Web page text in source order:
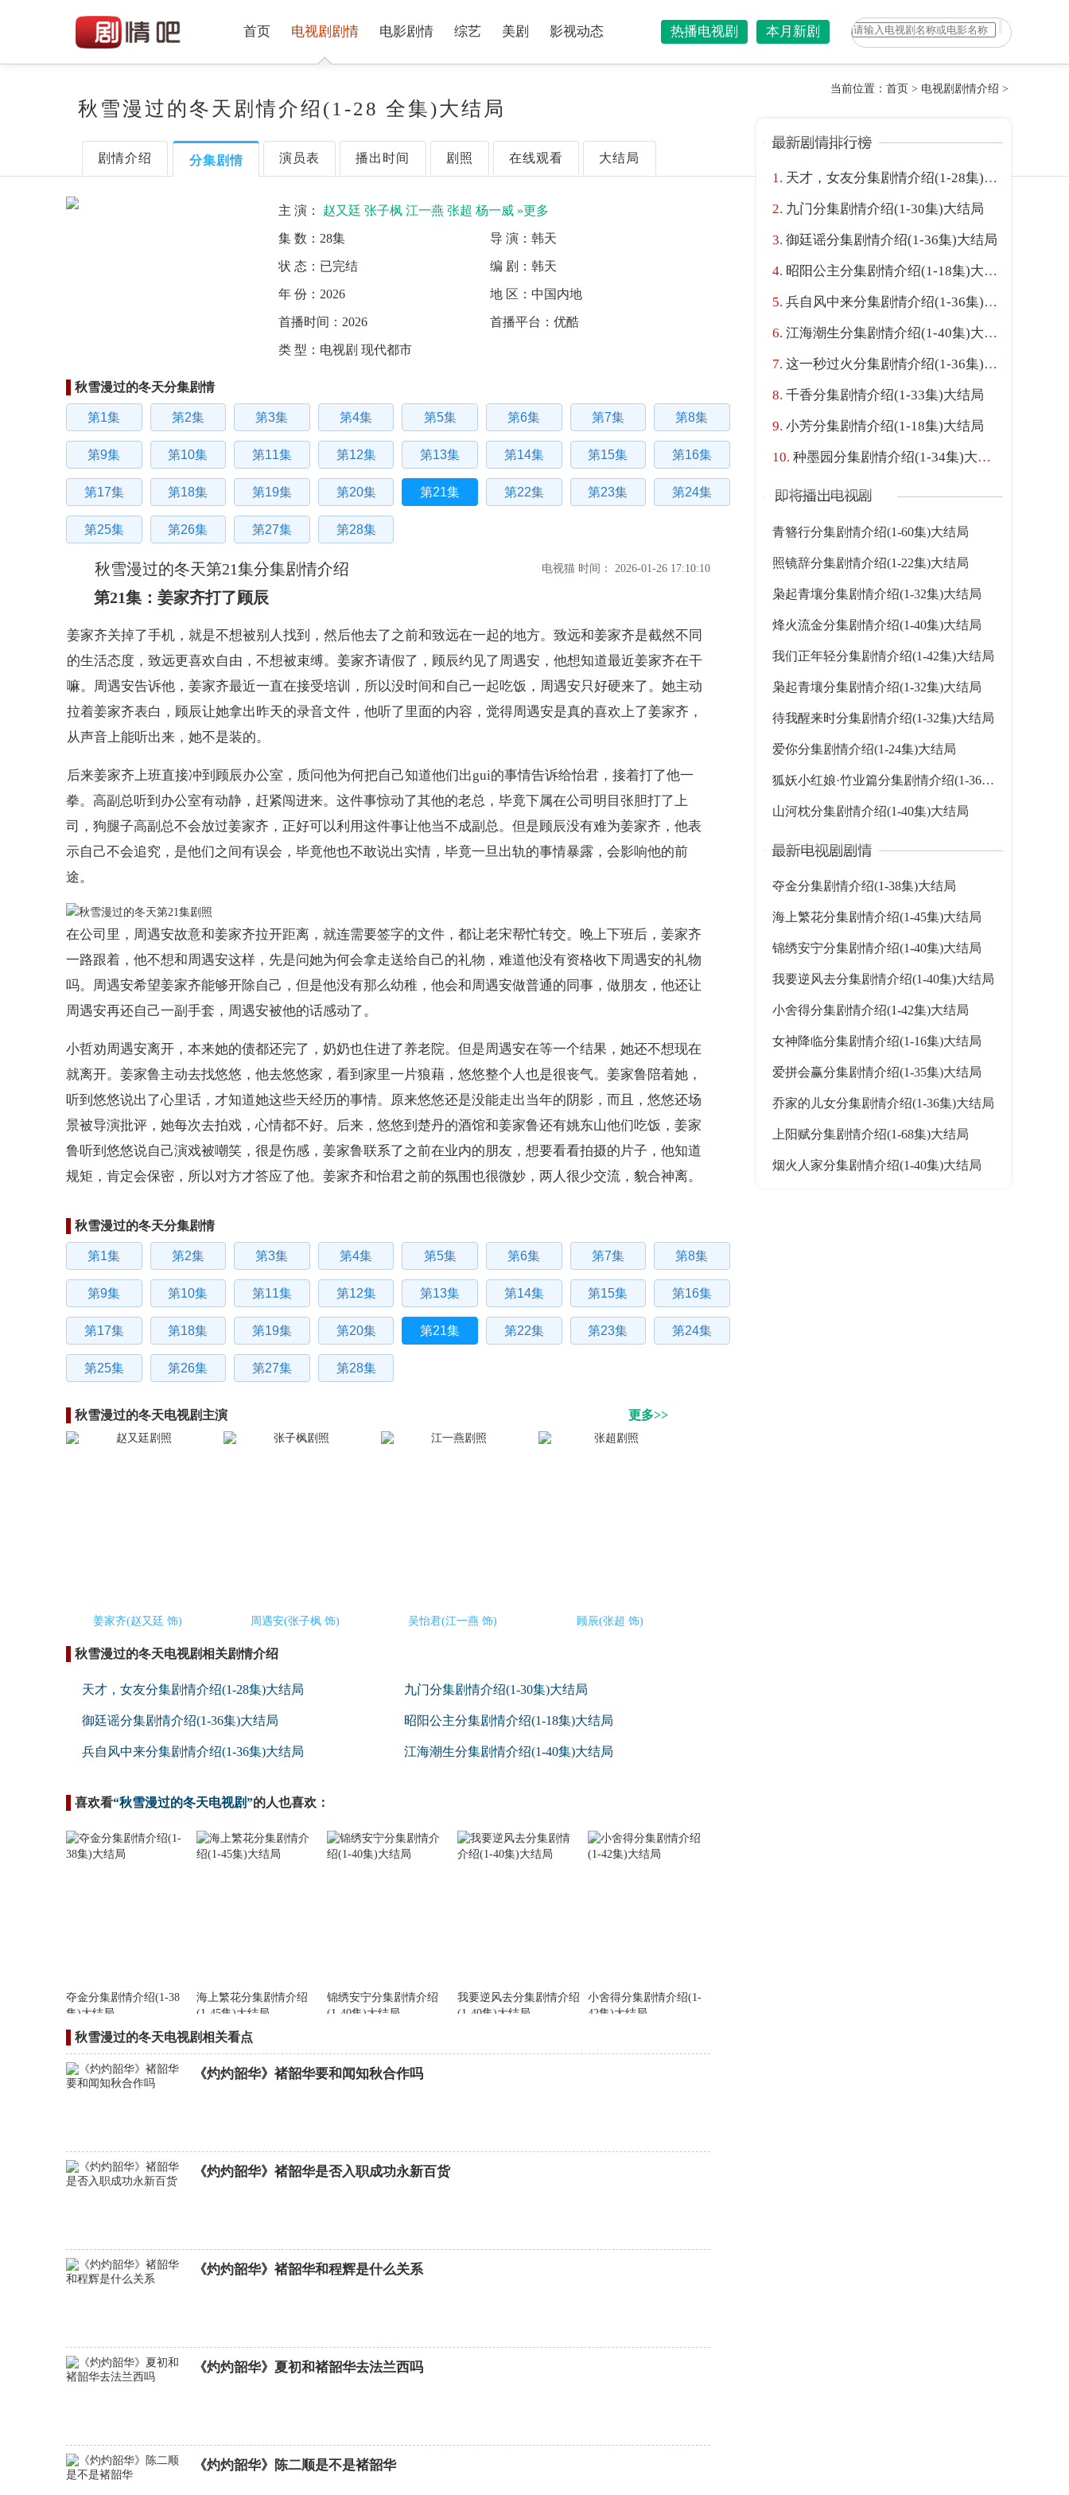
首页 电视剧剧情 电影剧情 综艺 美剧 影视动态 本月新剧
热播电视剧
秋雪漫过的冬天剧情介绍(1-28 全集)大结局
剧情介绍 分集剧情 演员表 播出时间 剧照 在线观看 大结局
当前位置： 首页 > 电视剧剧情介绍 >
主 演： 赵又廷 张子枫 江一燕 张超 杨一威 »更多
集 数： 28集 导 演：韩天
状 态： 已完结 编 剧：韩天
年 份： 2026 地 区： 中国内地
首播时间： 2026 首播平台：优酷
类 型： 电视剧 现代都市
秋雪漫过的冬天分集剧情
第1集 第2集 第3集 第4集 第5集 第6集 第7集 第8集
第9集 第10集 第11集 第12集 第13集 第14集 第15集 第16集
第17集 第18集 第19集 第20集 第21集 第22集 第23集 第24集
第25集 第26集 第27集 第28集
电视猫 时间： 2026-01-26 17:10:10
秋雪漫过的冬天第21集分集剧情介绍
第21集：姜家齐打了顾辰
姜家齐关掉了手机，就是不想被别人找到，然后他去了之前和致远在一起的地方。致远和姜家齐是截然不同
的生活态度，致远更喜欢自由，不想被束缚。姜家齐请假了，顾辰约见了周遇安，他想知道最近姜家齐在干
嘛。周遇安告诉他，姜家齐最近一直在接受培训，所以没时间和自己一起吃饭，周遇安只好硬来了。她主动
拉着姜家齐表白，顾辰让她拿出昨天的录音文件，他听了里面的内容，觉得周遇安是真的喜欢上了姜家齐，
从声音上能听出来，她不是装的。
后来姜家齐上班直接冲到顾辰办公室，质问他为何把自己知道他们出gui的事情告诉给怡君，接着打了他一
拳。高副总听到办公室有动静，赶紧闯进来。这件事惊动了其他的老总，毕竟下属在公司明目张胆打了上
司，狗腿子高副总不会放过姜家齐，正好可以利用这件事让他当不成副总。但是顾辰没有难为姜家齐，他表
示自己不会追究，是他们之间有误会，毕竟他也不敢说出实情，毕竟一旦出轨的事情暴露，会影响他的前
途。
在公司里，周遇安故意和姜家齐拉开距离，就连需要签字的文件，都让老宋帮忙转交。晚上下班后，姜家齐
一路跟着，他不想和周遇安这样，先是问她为何会拿走送给自己的礼物，难道他没有资格收下周遇安的礼物
吗。周遇安希望姜家齐能够开除自己，但是他没有那么幼稚，他会和周遇安做普通的同事，做朋友，他还让
周遇安再还自己一副手套，周遇安被他的话感动了。
小哲劝周遇安离开，本来她的债都还完了，奶奶也住进了养老院。但是周遇安在等一个结果，她还不想现在
就离开。姜家鲁主动去找悠悠，他去悠悠家，看到家里一片狼藉，悠悠整个人也是很丧气。姜家鲁陪着她，
听到悠悠说出了心里话，才知道她这些天经历的事情。原来悠悠还是没能走出当年的阴影，而且，悠悠还场
景被导演批评，她每次去拍戏，心情都不好。后来，悠悠到楚丹的酒馆和姜家鲁还有姚东山他们吃饭，姜家
鲁听到悠悠说自己演戏被嘲笑，很是伤感，姜家鲁联系了之前在业内的朋友，想要看看拍摄的片子，他知道
规矩，肯定会保密，所以对方才答应了他。姜家齐和怡君之前的氛围也很微妙，两人很少交流，貌合神离。
秋雪漫过的冬天分集剧情
第1集 第2集 第3集 第4集 第5集 第6集 第7集 第8集
第9集 第10集 第11集 第12集 第13集 第14集 第15集 第16集
第17集 第18集 第19集 第20集 第21集 第22集 第23集 第24集
第25集 第26集 第27集 第28集
更多>>
秋雪漫过的冬天电视剧主演
姜家齐(赵又廷 饰) 周遇安(张子枫 饰) 吴怡君(江一燕 饰) 顾辰(张超 饰)
秋雪漫过的冬天电视剧相关剧情介绍
天才，女友分集剧情介绍(1-28集)大结局 九门分集剧情介绍(1-30集)大结局
御廷谣分集剧情介绍(1-36集)大结局 昭阳公主分集剧情介绍(1-18集)大结局
兵自风中来分集剧情介绍(1-36集)大结局 江海潮生分集剧情介绍(1-40集)大结局
喜欢看“秋雪漫过的冬天电视剧”的人也喜欢：
夺金分集剧情介绍(1-38
集)大结局
海上繁花分集剧情介绍
(1-45集)大结局
锦绣安宁分集剧情介绍
(1-40集)大结局
我要逆风去分集剧情介绍
(1-40集)大结局
小舍得分集剧情介绍(1-
42集)大结局
秋雪漫过的冬天电视剧相关看点
《灼灼韶华》褚韶华要和闻知秋合作吗
《灼灼韶华》褚韶华是否入职成功永新百货
《灼灼韶华》褚韶华和程辉是什么关系
《灼灼韶华》夏初和褚韶华去法兰西吗
《灼灼韶华》陈二顺是不是褚韶华
天才，女友分集剧情介绍(1-28集)大结局
九门分集剧情介绍(1-30集)大结局
御廷谣分集剧情介绍(1-36集)大结局
昭阳公主分集剧情介绍(1-18集)大结局
兵自风中来分集剧情介绍(1-36集)大结局
江海潮生分集剧情介绍(1-40集)大结局
这一秒过火分集剧情介绍(1-36集)大结局
千香分集剧情介绍(1-33集)大结局
小芳分集剧情介绍(1-18集)大结局
种墨园分集剧情介绍(1-34集)大结局
青簪行分集剧情介绍(1-60集)大结局
照镜辞分集剧情介绍(1-22集)大结局
枭起青壤分集剧情介绍(1-32集)大结局
烽火流金分集剧情介绍(1-40集)大结局
我们正年轻分集剧情介绍(1-42集)大结局
枭起青壤分集剧情介绍(1-32集)大结局
待我醒来时分集剧情介绍(1-32集)大结局
爱你分集剧情介绍(1-24集)大结局
狐妖小红娘·竹业篇分集剧情介绍(1-36集)大结局
山河枕分集剧情介绍(1-40集)大结局
夺金分集剧情介绍(1-38集)大结局
海上繁花分集剧情介绍(1-45集)大结局
锦绣安宁分集剧情介绍(1-40集)大结局
我要逆风去分集剧情介绍(1-40集)大结局
小舍得分集剧情介绍(1-42集)大结局
女神降临分集剧情介绍(1-16集)大结局
爱拼会赢分集剧情介绍(1-35集)大结局
乔家的儿女分集剧情介绍(1-36集)大结局
上阳赋分集剧情介绍(1-68集)大结局
烟火人家分集剧情介绍(1-40集)大结局